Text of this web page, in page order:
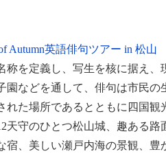
Autumn英語俳句ツアー in 松山
称を定義し、写生を核に据え
園などを通して、俳句は市民の
れた場所であるとともに四国
天守のひとつ松山城、趣ある
宿、美しい瀬戸内海の景観、